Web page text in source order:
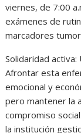
viernes, de 7:00
exámenes de
marcadores
Solidaridad
Afrontar esta
emocional y
pero mantener la
compromiso
la institución